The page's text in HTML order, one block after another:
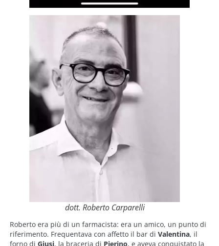
dott. Roberto Carparelli
Roberto era più di un farmacista: era un amico, un punto di
riferimento. Frequentava con affetto il bar di Valentina, il
forno di Giusi, la braceria di Pierino, e aveva conquistato la